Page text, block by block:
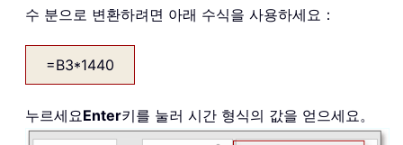
수 분으로 변환하려면 아래 수식을 사용하세요：
=B3*1440
누르세요Enter키를 눌러 시간 형식의 값을 얻으세요。